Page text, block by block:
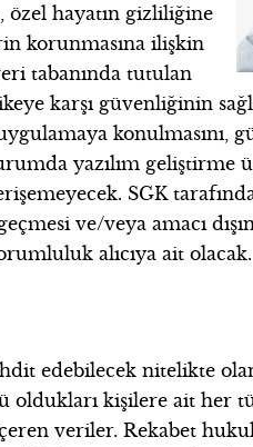
özel hayatın gizliliğine
korunmasına ilişkin
tabanında tutulan
karşı güvenliğinin
yazılım geliştirme
SGK
ve/veya amacı
alıcıya ait olacak.
edebilecek nitelikte
oldukları kişilere ait her
veriler. Rekabet